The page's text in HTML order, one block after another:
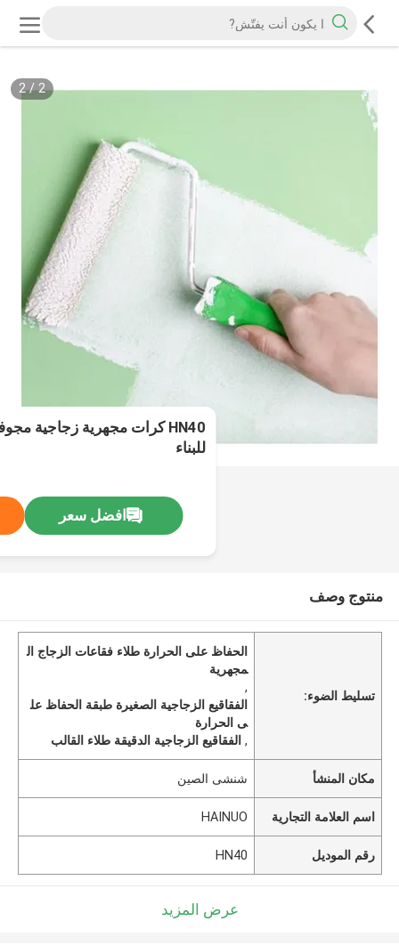
2
/
2
للبناء
افضل سعر
منتوج وصف
تسليط الضوء:
الحفاظ على الحرارة طلاء فقاعات الزجاج ال
مجهرية
,
الفقاقيع الزجاجية الصغيرة طبقة الحفاظ عل
ى الحرارة
,الفقاقيع الزجاجية الدقيقة طلاء القالب
مكان المنشأ شنشى الصين
اسم العلامة التجارية HAINUO
رقم الموديل HN40
عرض المزيد